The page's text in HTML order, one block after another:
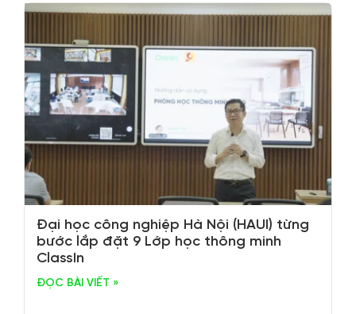
Đại học công nghiệp Hà Nội (HAUI) từng
bước lắp đặt 9 Lớp học thông minh
ClassIn
ĐỌC BÀI VIẾT »